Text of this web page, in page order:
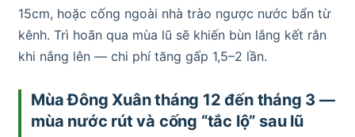
15cm, hoặc cống ngoài nhà trào ngược nước bẩn từ
kênh. Trì hoãn qua mùa lũ sẽ khiến bùn lắng kết rắn
khi nắng lên — chi phí tăng gấp 1,5–2 lần.
Mùa Đông Xuân tháng 12 đến tháng 3 —
mùa nước rút và cống “tắc lộ” sau lũ